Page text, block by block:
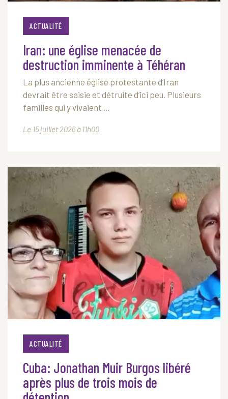
ACTUALITÉ
Iran: une église menacée de
destruction imminente à Téhéran
La plus ancienne église protestante d’Iran
devrait être saisie et détruite d’ici peu. Plusieurs
familles qui y vivaient ...
Le 15 juillet 2026 à 11h00
ACTUALITÉ
Cuba: Jonathan Muir Burgos libéré
après plus de trois mois de